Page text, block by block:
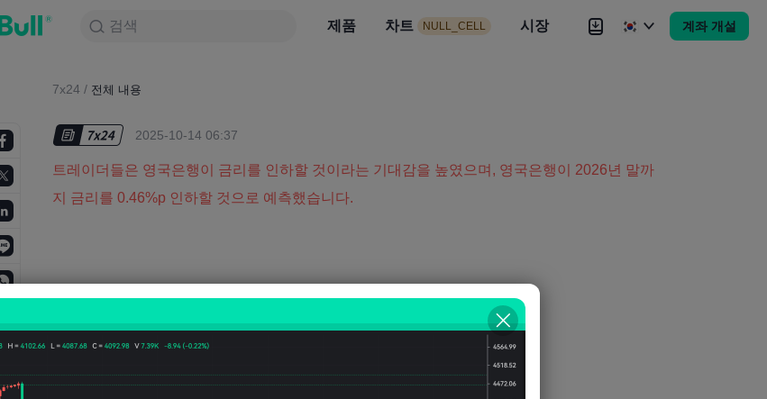
검색 제품 차트 NULL_CELL 시장 계좌 개설
NULL_CELL 시장 뉴스 전략 Brokers 더
7x24 / 전체 내용
2025-10-14 06:37
트레이더들은 영국은행이 금리를 인하할 것이라는 기대감을 높였으며, 영국은행이 2026년 말까
지 금리를 0.46%p 인하할 것으로 예측했습니다.